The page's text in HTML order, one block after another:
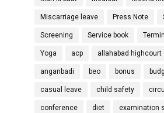
Miscarriage leave Press Note
Screening Service book
Yoga acp allahabad highcourt
anganbadi beo bonus
casual leave child safety
conference diet examination